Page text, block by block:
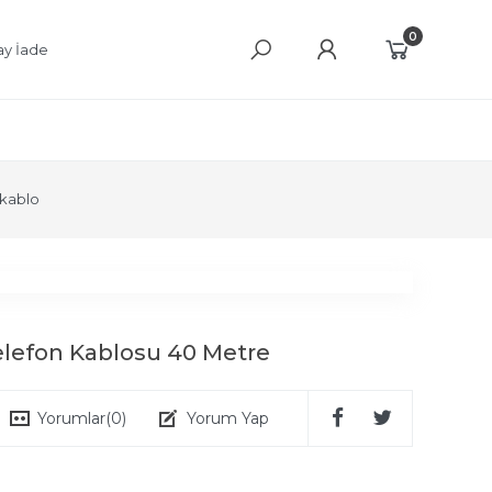
İade
0
Kablosu 40 Metre
Yorumlar(0) Yorum Yap